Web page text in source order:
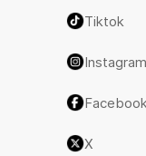
Tiktok
Instagram
X